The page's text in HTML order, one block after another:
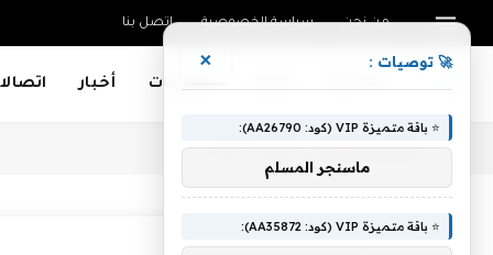
من نحن سياسة الخصوصية اتصل بنا
تطبيقات أخبار
أنت الآن تتصفح: Home
»جذرية
🚀 توصيات : ×
⭐ باقة متميزة VIP (كود: AA26790):
ماسنجر المسلم
⭐ باقة متميزة VIP (كود: AA35872):